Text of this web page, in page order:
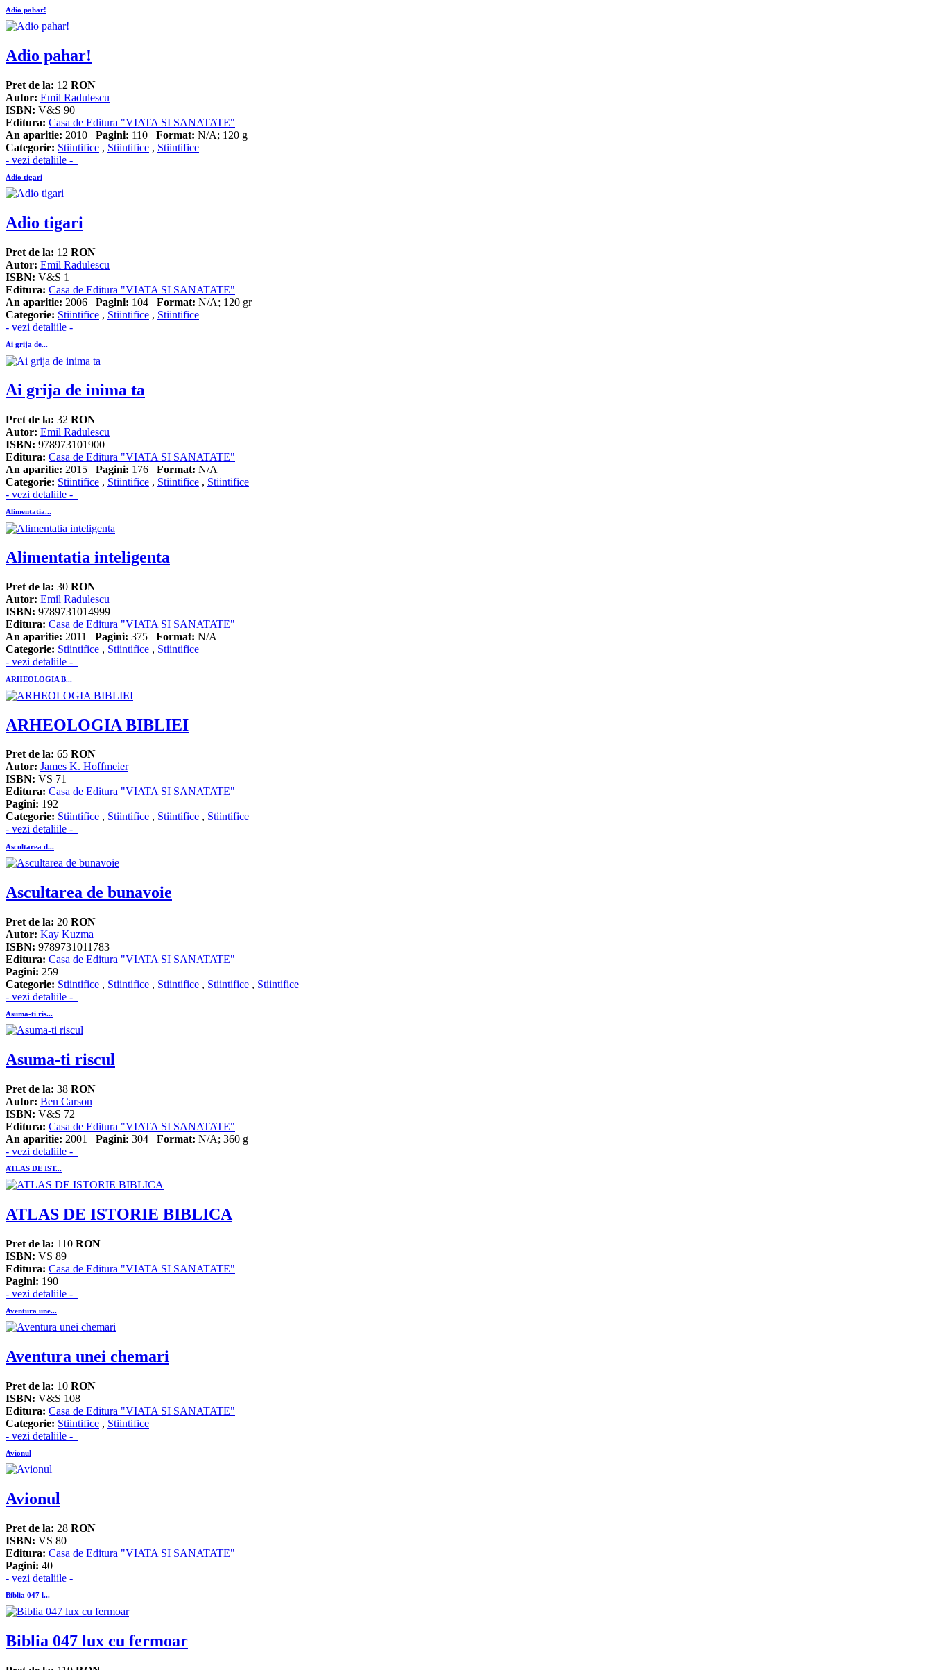
Adio pahar!
Adio pahar!
Pret de la: 12 RON
Autor: Emil Radulescu
ISBN: V&S 90
Editura: Casa de Editura "VIATA SI SANATATE"
An aparitie: 2010 Pagini: 110 Format: N/A; 120 g
Categorie: Stiintifice , Stiintifice , Stiintifice
- vezi detaliile -
Adio tigari
Adio tigari
Pret de la: 12 RON
Autor: Emil Radulescu
ISBN: V&S 1
Editura: Casa de Editura "VIATA SI SANATATE"
An aparitie: 2006 Pagini: 104 Format: N/A; 120 gr
Categorie: Stiintifice , Stiintifice , Stiintifice
- vezi detaliile -
Ai grija de...
Ai grija de inima ta
Pret de la: 32 RON
Autor: Emil Radulescu
ISBN: 978973101900
Editura: Casa de Editura "VIATA SI SANATATE"
An aparitie: 2015 Pagini: 176 Format: N/A
Categorie: Stiintifice , Stiintifice , Stiintifice , Stiintifice
- vezi detaliile -
Alimentatia...
Alimentatia inteligenta
Pret de la: 30 RON
Autor: Emil Radulescu
ISBN: 9789731014999
Editura: Casa de Editura "VIATA SI SANATATE"
An aparitie: 2011 Pagini: 375 Format: N/A
Categorie: Stiintifice , Stiintifice , Stiintifice
- vezi detaliile -
ARHEOLOGIA B...
ARHEOLOGIA BIBLIEI
Pret de la: 65 RON
Autor: James K. Hoffmeier
ISBN: VS 71
Editura: Casa de Editura "VIATA SI SANATATE"
Pagini: 192
Categorie: Stiintifice , Stiintifice , Stiintifice , Stiintifice
- vezi detaliile -
Ascultarea d...
Ascultarea de bunavoie
Pret de la: 20 RON
Autor: Kay Kuzma
ISBN: 9789731011783
Editura: Casa de Editura "VIATA SI SANATATE"
Pagini: 259
Categorie: Stiintifice , Stiintifice , Stiintifice , Stiintifice , Stiintifice
- vezi detaliile -
Asuma-ti ris...
Asuma-ti riscul
Pret de la: 38 RON
Autor: Ben Carson
ISBN: V&S 72
Editura: Casa de Editura "VIATA SI SANATATE"
An aparitie: 2001 Pagini: 304 Format: N/A; 360 g
- vezi detaliile -
ATLAS DE IST...
ATLAS DE ISTORIE BIBLICA
Pret de la: 110 RON
ISBN: VS 89
Editura: Casa de Editura "VIATA SI SANATATE"
Pagini: 190
- vezi detaliile -
Aventura une...
Aventura unei chemari
Pret de la: 10 RON
ISBN: V&S 108
Editura: Casa de Editura "VIATA SI SANATATE"
Categorie: Stiintifice , Stiintifice
- vezi detaliile -
Avionul
Avionul
Pret de la: 28 RON
ISBN: VS 80
Editura: Casa de Editura "VIATA SI SANATATE"
Pagini: 40
- vezi detaliile -
Biblia 047 l...
Biblia 047 lux cu fermoar